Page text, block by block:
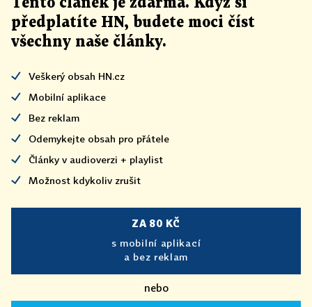
Tento článek je zdarma. Když si
předplatíte HN, budete moci číst
všechny naše články.
Veškerý obsah HN.cz
Mobilní aplikace
Bez reklam
Odemykejte obsah pro přátele
Články v audioverzi + playlist
Možnost kdykoliv zrušit
ZA 80 KČ
s mobilní aplikací
a bez reklam
nebo